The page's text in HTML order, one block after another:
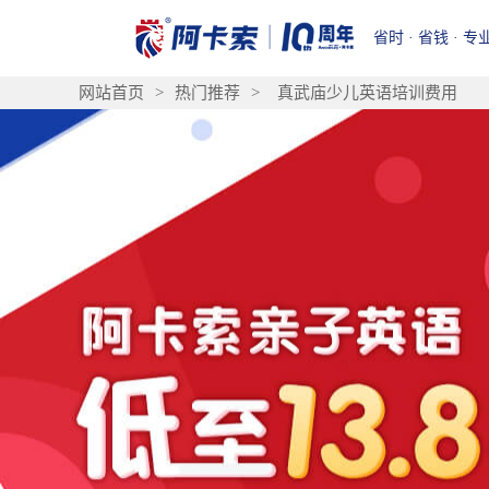
省时 · 省钱 · 专
网站首页 > 热门推荐 > 真武庙少儿英语培训费用